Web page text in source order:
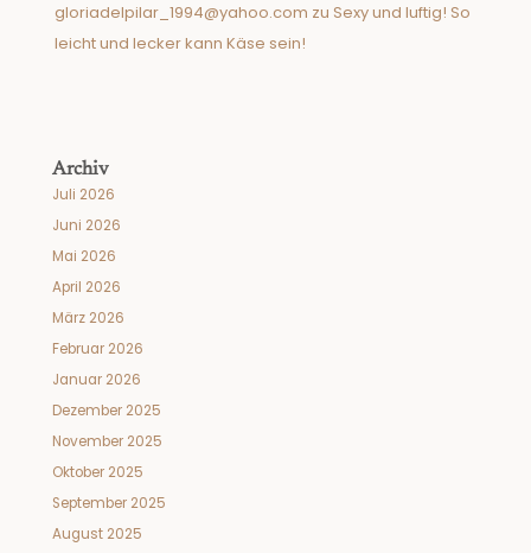
gloriadelpilar_1994@yahoo.com zu Sexy und luftig! So
leicht und lecker kann Käse sein!
Archiv
Juli 2026
Juni 2026
Mai 2026
April 2026
März 2026
Februar 2026
Januar 2026
Dezember 2025
November 2025
Oktober 2025
September 2025
August 2025